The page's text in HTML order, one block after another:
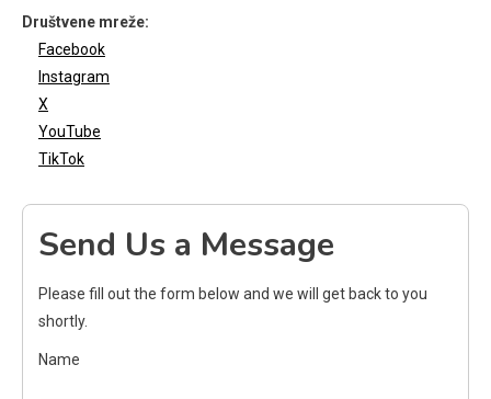
Društvene mreže:
Facebook
Instagram
X
YouTube
TikTok
Send Us a Message
Please fill out the form below and we will get back to you
shortly.
Name